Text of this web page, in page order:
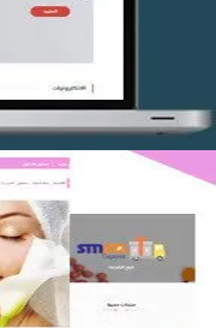
اعادة